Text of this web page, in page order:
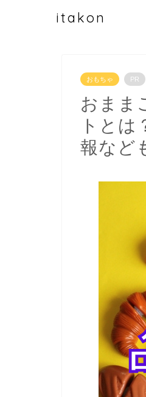
itakon
おもちゃ PR
おまま
トとは
報など